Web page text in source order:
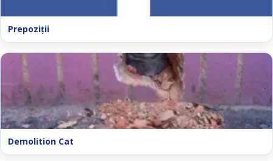
Prepoziţii
Demolition Cat